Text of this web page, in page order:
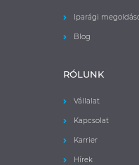
Iparági
Blog
RÓLUNK
Vállalat
Kapcsolat
Karrier
Hírek